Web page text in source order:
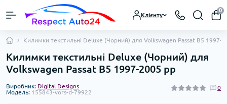
Клієнту
0
Килимки текстильні Deluxe (Чорний) для Volkswagen Passat B5 1997-
Килимки текстильні Deluxe (Чорний) для
Volkswagen Passat B5 1997-2005 рр
Виробник: Digital Designs
Модель: 155843-vors-d-79922
0